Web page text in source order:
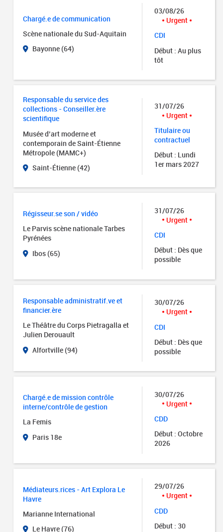
Chargé.e de communication
Scène nationale du Sud-Aquitain
Bayonne (64)
03/08/26
Urgent
CDI
Début : Au plus
tôt
Responsable du service des
collections - Conseiller.ère
scientifique
Musée d’art moderne et
contemporain de Saint-Étienne
Métropole (MAMC+)
Saint-Étienne (42)
31/07/26
Urgent
Titulaire ou
contractuel
Début : Lundi
1er mars 2027
Régisseur.se son / vidéo
Le Parvis scène nationale Tarbes
Pyrénées
Ibos (65)
31/07/26
Urgent
CDI
Début : Dès que
possible
Responsable administratif.ve et
financier.ère
Le Théâtre du Corps Pietragalla et
Julien Derouault
Alfortville (94)
30/07/26
Urgent
CDI
Début : Dès que
possible
Chargé.e de mission contrôle
interne/contrôle de gestion
La Femis
Paris 18e
30/07/26
Urgent
CDD
Début : Octobre
2026
Médiateurs.rices - Art Explora Le
Havre
Marianne International
Le Havre (76)
29/07/26
Urgent
CDD
Début : 30